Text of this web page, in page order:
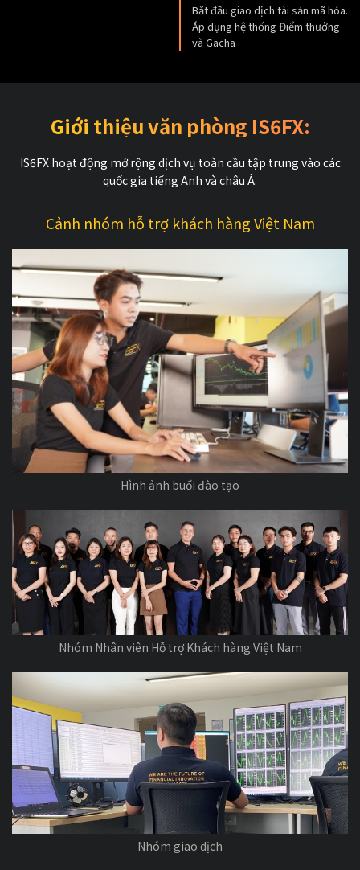
Bắt đầu giao dịch tài sản mã hóa.
Áp dụng hệ thống Điểm thưởng
và Gacha
Giới thiệu văn phòng IS6FX:
IS6FX hoạt động mở rộng dịch vụ toàn cầu tập trung vào các
quốc gia tiếng Anh và châu Á.
Cảnh nhóm hỗ trợ khách hàng Việt Nam
Hình ảnh buổi đào tạo
Nhóm Nhân viên Hỗ trợ Khách hàng Việt Nam
Nhóm giao dịch